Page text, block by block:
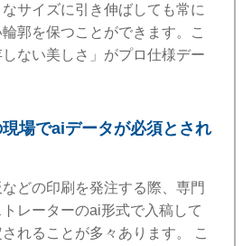
サイズに引き伸ばしても常に
郭を保つことができます。こ
ない美しさ」がプロ仕様デー
場でaiデータが必須とされ
どの印刷を発注する際、専門
レーターのai形式で入稿して
れることが多々あります。 こ